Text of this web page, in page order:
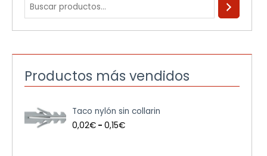
Productos más vendidos
Taco nylón sin collarin
0,02€ - 0,15€
a
n